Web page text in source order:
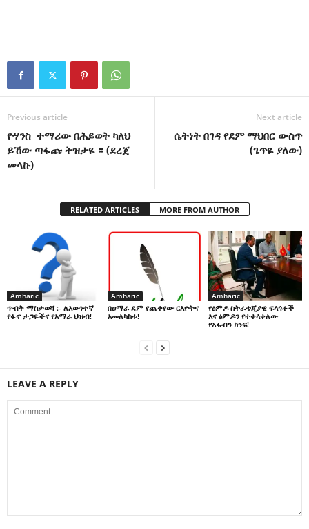
Previous article
ዮሃንስ ተማሪው በሕይወት ካለህ
ይኸው ጣፋጩ ትዝታዬ ። (ደረጀ
መላኩ)
Next article
ሴትነት በገዳ የደም ማህበር ውስጥ
(ጌጥዬ ያለው)
RELATED ARTICLES MORE FROM AUTHOR
Amharic
ጥብቅ ማስታወሻ :- ለእውነተኛ
የፋኖ ታጋዬችና የአማራ ህዝብ!
Amharic
በዐማራ ደም የጨቀየው ርእዮትና
አመለካከቱ!
Amharic
የፅምዶ ስትራቴጂያዊ ፍላጎቶች
እና ፅምዶን የተቀላቀለው
የአፋብን ክንፍ!
LEAVE A REPLY